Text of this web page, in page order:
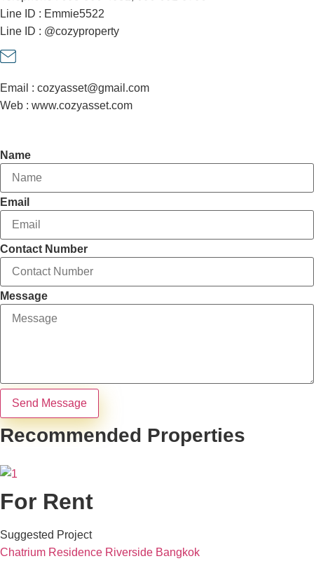
Line ID : Emmie5522
Line ID : @cozyproperty
Email : cozyasset@gmail.com
Web : www.cozyasset.com
Name
Email
Contact Number
Message
Send Message
Recommended Properties
For Rent
Suggested Project
Chatrium Residence Riverside Bangkok